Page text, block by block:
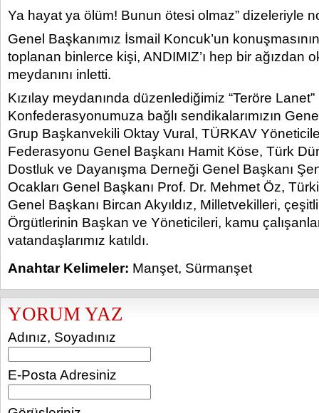
Ya hayat ya ölüm! Bunun ötesi olmaz” dizeleriyle
Genel Başkanımız İsmail Koncuk’un
toplanan binlerce kişi, ANDIMIZ’ı hep bir ağızdan
meydanını inletti.
Kızılay meydanında düzenlediğimiz “Teröre
Konfederasyonumuza bağlı sendikalarımızın
Grup Başkanvekili Oktay Vural, TÜRKAV
Federasyonu Genel Başkanı Hamit Köse, Türk
Dostluk ve Dayanışma Derneği Genel Başkanı
Ocakları Genel Başkanı Prof. Dr. Mehmet Öz,
Genel Başkanı Bircan Akyıldız, Milletvekilleri,
Örgütlerinin Başkan ve Yöneticileri, kamu
vatandaşlarımız katıldı.
Anahtar Kelimeler: Manşet, Sürmanşet
YORUM YAZ
Adınız, Soyadınız
E-Posta Adresiniz